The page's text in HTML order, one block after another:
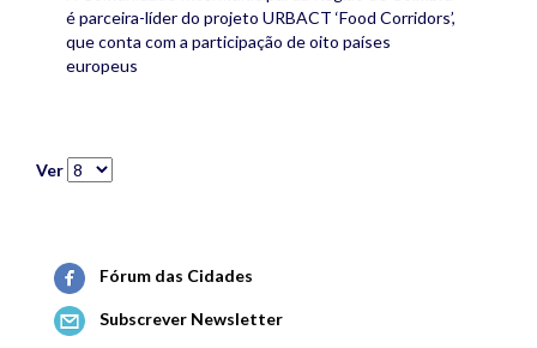
é parceira-líder do projeto URBACT ‘Food Corridors’,
que conta com a participação de oito países
europeus
Ver
Fórum das Cidades
Subscrever Newsletter